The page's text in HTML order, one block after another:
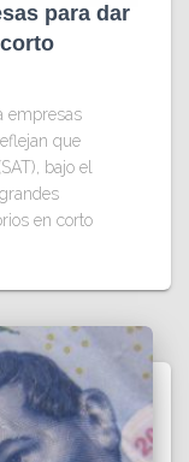
para dar
empresas
que
bajo el
en corto